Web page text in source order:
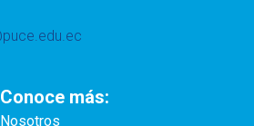
Conoce más:
Nosotros